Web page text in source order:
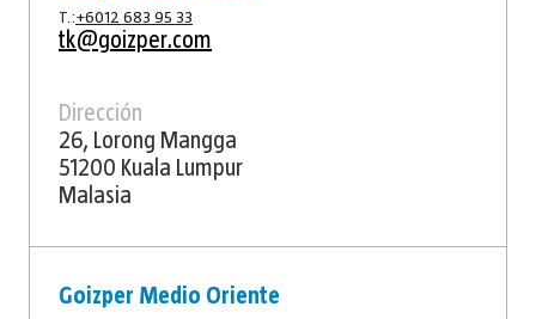
T.:+6012 683 95 33
tk@goizper.com
Dirección
26, Lorong Mangga
51200 Kuala Lumpur
Malasia
Goizper Medio Oriente